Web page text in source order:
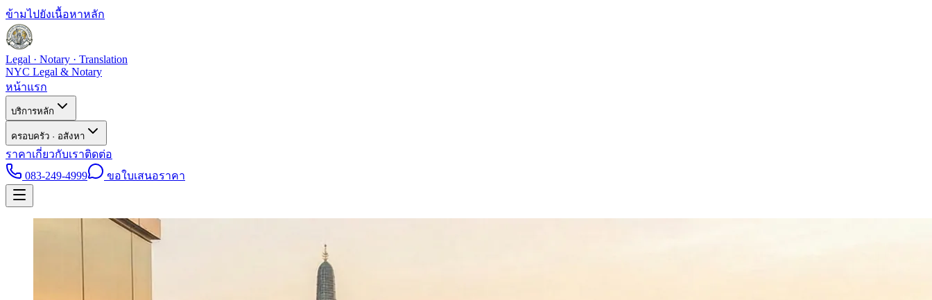
ข้ามไปยังเนื้อหาหลัก
Legal · Notary · Translation
NYC Legal & Notary
หน้าแรก
บริการหลัก
ครอบครัว · อสังหา
ราคาเกี่ยวกับเราติดต่อ
083-249-4999
ขอใบเสนอราคา